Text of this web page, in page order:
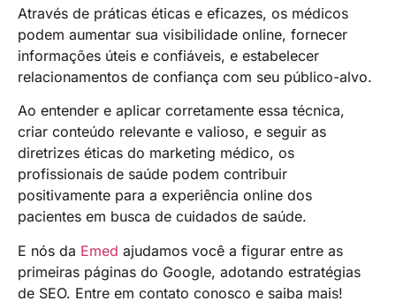
Através de práticas éticas e eficazes, os médicos
podem aumentar sua visibilidade online, fornecer
informações úteis e confiáveis, e estabelecer
relacionamentos de confiança com seu público-alvo.
Ao entender e aplicar corretamente essa técnica,
criar conteúdo relevante e valioso, e seguir as
diretrizes éticas do marketing médico, os
profissionais de saúde podem contribuir
positivamente para a experiência online dos
pacientes em busca de cuidados de saúde.
E nós da Emed ajudamos você a figurar entre as
primeiras páginas do Google, adotando estratégias
de SEO. Entre em contato conosco e saiba mais!